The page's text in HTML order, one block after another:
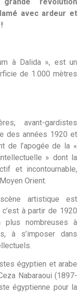
avec ardeur et
à Dalida », est un
de 1.000 mètres
avant-gardistes
des années 1920 et
de l’apogée de la «
» dont la
et incontournable,
Orient.
artistique est
à partir de 1920
nombreuses à
à s’imposer dans
égyptien et arabe
Nabaraoui (1897-
égyptienne pour la